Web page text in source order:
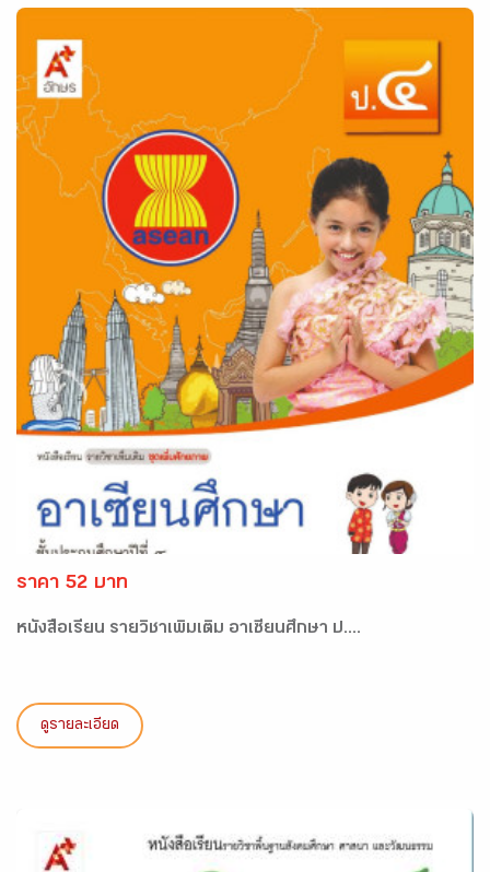
ราคา 52 บาท
หนังสือเรียน รายวิชาเพิ่มเติม อาเซียนศึกษา ป....
ดูรายละเอียด